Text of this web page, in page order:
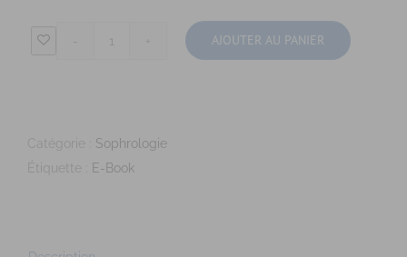
AJOUTER AU PANIER
Catégorie : Sophrologie
Étiquette :
E-Book